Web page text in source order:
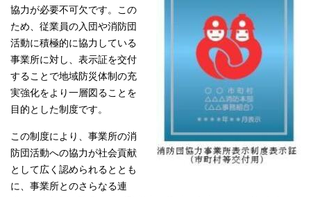
協力が必要不可欠です。この
ため、従業員の入団や消防団
活動に積極的に協力している
事業所に対し、表示証を交付
することで地域防災体制の充
実強化をより一層図ることを
目的とした制度です。
この制度により、事業所の消
防団活動への協力が社会貢献
として広く認められるととも
に、事業所とのさらなる連